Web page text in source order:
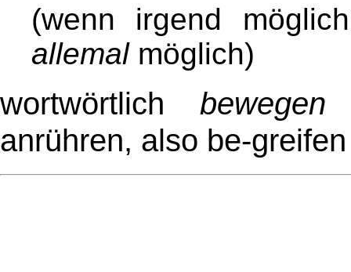
(wenn irgend
allemalmöglich)
wortwörtlichbewegen
anrühren, also be-